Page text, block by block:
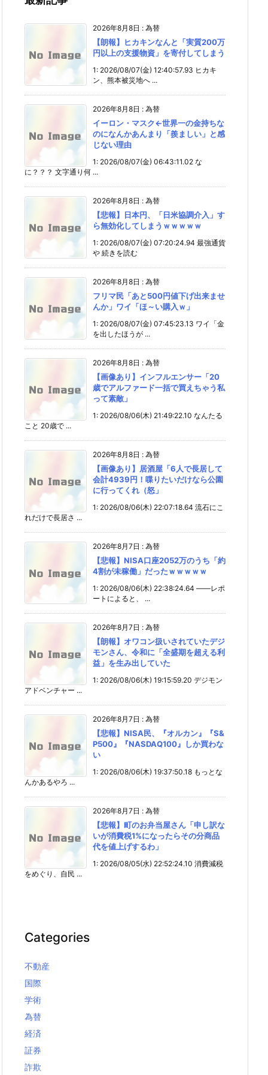
2026年8月8日 : 為替
【朗報】ヒカキンなんと「実質200万
円以上の支援物資」を寄付してしまう
1: 2026/08/07(金) 12:40:57.93 ヒカキ
ン、熊本被災地へ ...
2026年8月8日 : 為替
イーロン・マスク←世界一の金持ちな
のになんかあんまり「羨ましい」と感
じない理由
1: 2026/08/07(金) 06:43:11.02 な
に？？？ 文字通り何 ...
2026年8月8日 : 為替
【悲報】日本円、「日米協調介入」す
ら無効化してしまうｗｗｗｗｗ
1: 2026/08/07(金) 07:20:24.94 最強通貨
や 続きを読む
2026年8月8日 : 為替
フリマ民「あと500円値下げ出来ませ
んか」ワイ「ほ～い購入ｗ」
1: 2026/08/07(金) 07:45:23.13 ワイ「金
を出したほうが ...
2026年8月8日 : 為替
【画像あり】インフルエンサー「20
歳でアルファード一括で買えちゃう私
って素敵」
1: 2026/08/06(木) 21:49:22.10 なんたる
こと 20歳で ...
2026年8月8日 : 為替
【画像あり】居酒屋「6人で長居して
会計4939円！喋りたいだけなら公園
に行ってくれ（怒」
1: 2026/08/06(木) 22:07:18.64 流石にこ
れだけで長居さ ...
2026年8月7日 : 為替
【悲報】NISA口座2052万のうち「約
4割が未稼働」だったｗｗｗｗｗ
1: 2026/08/06(木) 22:38:24.64 ――レポ
ートによると、 ...
2026年8月7日 : 為替
【朗報】オワコン扱いされていたデジ
モンさん、令和に「全盛期を超える利
益」を生み出していた
1: 2026/08/06(木) 19:15:59.20 デジモン
アドベンチャー ...
2026年8月7日 : 為替
【悲報】NISA民、『オルカン』『S&
P500』『NASDAQ100』しか買わな
い
1: 2026/08/06(木) 19:37:50.18 もっとな
んかあるやろ ...
2026年8月7日 : 為替
【悲報】町のお弁当屋さん「申し訳な
いが消費税1%になったらその分商品
代を値上げするわ」
1: 2026/08/05(水) 22:52:24.10 消費減税
をめぐり、自民 ...
Categories
不動産
国際
学術
為替
経済
証券
詐欺